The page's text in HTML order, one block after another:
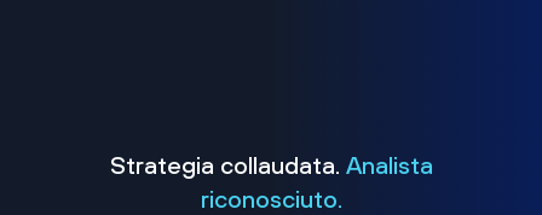
Strategia collaudata. Analista
riconosciuto.